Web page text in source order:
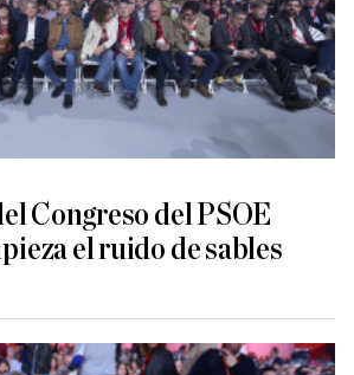
Congreso del PSOE
el ruido de sables